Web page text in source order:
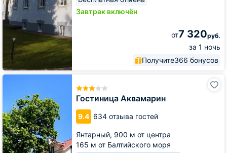
Завтрак включён
от7 320руб.
за 1 ночь
Получите366 бонусов
Гостиница Аквамарин
9.4 634 отзыва гостей
Янтарный, 900 м от центра
165 м от Балтийского моря
Гостиница